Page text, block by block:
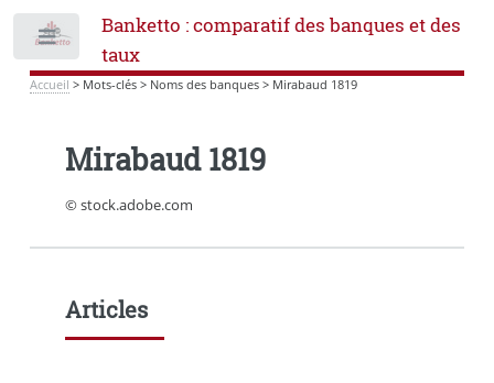
Banketto : comparatif des banques et des
taux
Accueil > Mots-clés> Noms des banques> Mirabaud 1819
Mirabaud 1819
© stock.adobe.com
Articles